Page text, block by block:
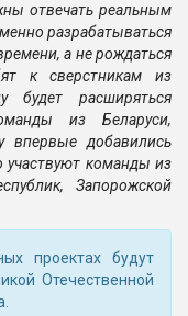
отвечать реальным
разрабатываться
а не рождаться
к сверстникам из
будет расширяться
из Беларуси,
впервые добавились
участвуют команды из
Запорожской
проектах будут
Отечественной